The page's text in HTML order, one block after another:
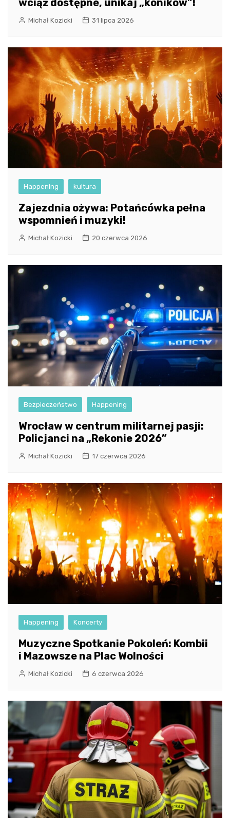
wciąż dostępne, unikaj „koników”!
Michał Kozicki 31 lipca 2026
Happening kultura
Zajezdnia ożywa: Potańcówka pełna
wspomnień i muzyki!
Michał Kozicki 20 czerwca 2026
Bezpieczeństwo Happening
Wrocław w centrum militarnej pasji:
Policjanci na „Rekonie 2026”
Michał Kozicki 17 czerwca 2026
Happening Koncerty
Muzyczne Spotkanie Pokoleń: Kombii
i Mazowsze na Plac Wolności
Michał Kozicki 6 czerwca 2026